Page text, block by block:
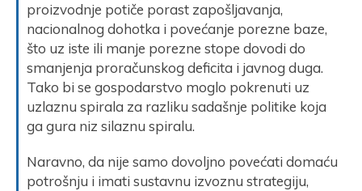
proizvodnje potiče porast zapošljavanja,
nacionalnog dohotka i povećanje porezne baze,
što uz iste ili manje porezne stope dovodi do
smanjenja proračunskog deficita i javnog duga.
Tako bi se gospodarstvo moglo pokrenuti uz
uzlaznu spirala za razliku sadašnje politike koja
ga gura niz silaznu spiralu.
Naravno, da nije samo dovoljno povećati domaću
potrošnju i imati sustavnu izvoznu strategiju,